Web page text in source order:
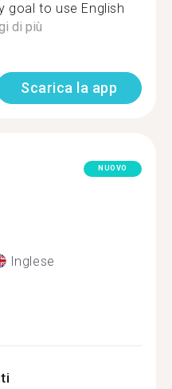
goal to use English
di più
Scarica la app
NUOVO
Inglese